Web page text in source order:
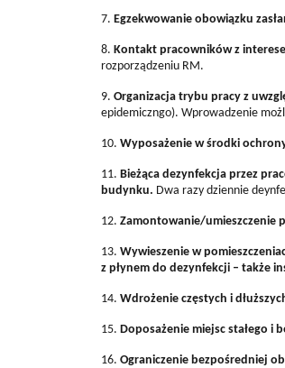
7. Egzekwowanie obowiązku
8. Kontakt pracowników z
rozporządzeniu RM.
9. Organizacja trybu pracy z
epidemiczngo). Wprowadzenie
10. Wyposażenie w środki
11. Bieżąca dezynfekcja przez
budynku. Dwa razy dziennie
12. Zamontowanie/umieszczenie
13. Wywieszenie w
z płynem do dezynfekcji – także
14. Wdrożenie częstych i
15. Doposażenie miejsc stałego i
16. Ograniczenie bezpośredniej